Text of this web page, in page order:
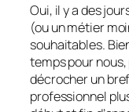
Oui, il y a des
(ou un métier
souhaitables.
temps pour
décrocher un
professionnel